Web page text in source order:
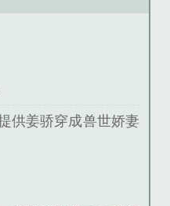
供姜骄穿成兽世娇妻